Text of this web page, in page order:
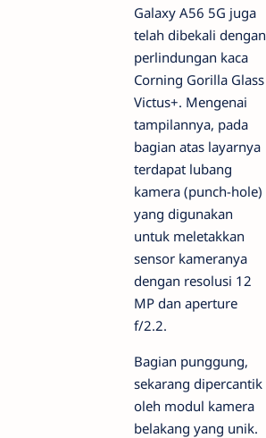
Galaxy A56 5G juga
telah dibekali dengan
perlindungan kaca
Corning Gorilla Glass
Victus+. Mengenai
tampilannya, pada
bagian atas layarnya
terdapat lubang
kamera (punch-hole)
yang digunakan
untuk meletakkan
sensor kameranya
dengan resolusi 12
MP dan aperture
f/2.2.
Bagian punggung,
sekarang dipercantik
oleh modul kamera
belakang yang unik.